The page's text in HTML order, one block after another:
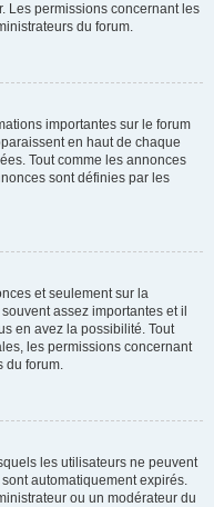
Les permissions concernant les
du forum.
importantes sur le forum
en haut de chaque
Tout comme les annonces
sont définies par les
et seulement sur la
assez importantes et il
en avez la possibilité. Tout
les permissions concernant
du forum.
les utilisateurs ne peuvent
automatiquement expirés.
ou un modérateur du